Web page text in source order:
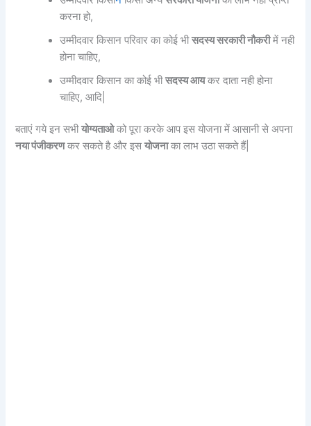
करना हो,
उम्मीदवार किसान परिवार का कोई भीसदस्य सरकारी नौकरीमें नही
होना चाहिए,
उम्मीदवार किसान का कोई भीसदस्य आयकर दाता नही होना
चाहिए, आदि|
बताएं गये इन सभीयोग्यताओको पूरा करके आप इस योजना में आसानी से अपना
नया पंजीकरणकर सकते है और इसयोजनाका लाभ उठा सकते हैं|